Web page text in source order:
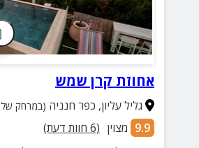
אחוזת קרן שמש
גליל עליון, כפר חנניה (במרחק של 12.8 ק"מ)
9.9 מצוין (
6 חוות דעת)